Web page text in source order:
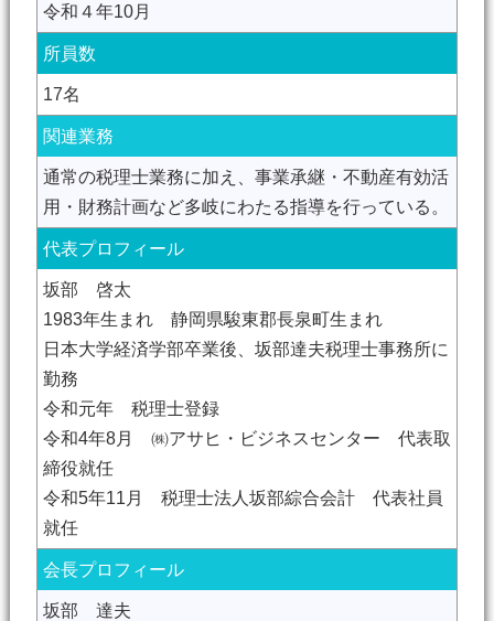
令和４年10月
所員数
17名
関連業務
通常の税理士業務に加え、事業承継・不動産有効活
用・財務計画など多岐にわたる指導を行っている。
代表プロフィール
坂部 啓太
1983年生まれ 静岡県駿東郡長泉町生まれ
日本大学経済学部卒業後、坂部達夫税理士事務所に
勤務
令和元年 税理士登録
令和4年8月 ㈱アサヒ・ビジネスセンター 代表取
締役就任
令和5年11月 税理士法人坂部綜合会計 代表社員
就任
会長プロフィール
坂部 達夫